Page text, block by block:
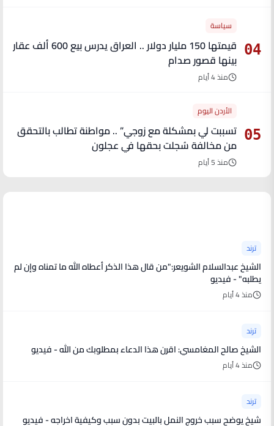
04
سياسة
قيمتها 150 مليار دولار .. العراق يدرس بيع 600 ألف عقار
بينها قصور صدام
منذ 4 أيام
05
الأردن اليوم
تسببت لي بمشكلة مع زوجي” .. مواطنة تطالب بالتحقق
من مخالفة سُجلت بحقها في عجلون
منذ 5 أيام
ترند
الشيخ عبدالسلام الشويعر:"من قال هذا الذكر أعطاه الله ما تمناه وإن لم
يطلبه" - فيديو
منذ 4 أيام
ترند
الشيخ صالح المغامسي: اقرن هذا الدعاء بمطلوبك من الله - فيديو
منذ 4 أيام
ترند
شيخ يوضح سبب خروج النمل بالبيت بدون سبب وكيفية اخراجه - فيديو